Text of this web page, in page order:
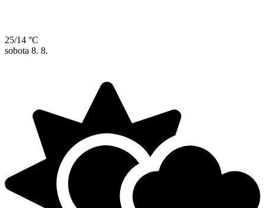
25/14 °C
sobota 8. 8.